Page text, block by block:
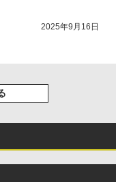
2025年9月16日